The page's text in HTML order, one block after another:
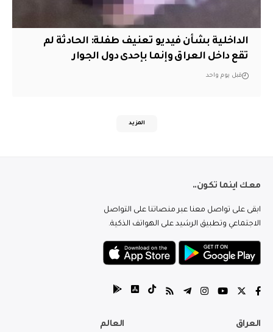
الداخلية بشأن فيديو تعنيف طفلة: الحادثة لم
تقع داخل العراق وإنما بإحدى دول الجوار
قبل يوم واحد
المزيد
معك اينما تكون..
ابقى على تواصل معنا عبر منصاتنا على التواصل
الاجتماعي وتطبيق الرشيد على الهواتف الذكية.
العراق العالم